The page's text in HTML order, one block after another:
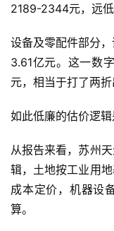
2189-2344元，远低
设备及零配件部分
3.61亿元。这一数
元，相当于打了两折
如此低廉的估价逻
从报告来看，苏州
辑，土地按工业用
成本定价，机器设
算。